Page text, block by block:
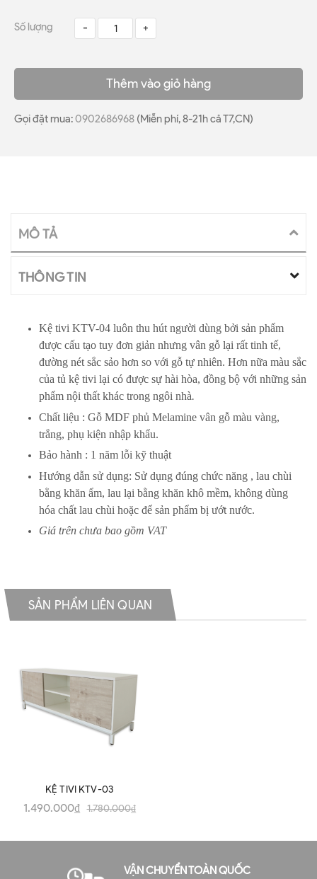
Số lượng - +
Thêm vào giỏ hàng
Gọi đặt mua:0902686968 (Miễn phí, 8-21h cả T7,CN)
MÔ TẢ
THÔNG TIN
Kệ tivi KTV-04 luôn thu hút người dùng bởi sản phẩm
được cấu tạo tuy đơn giản nhưng vân gỗ lại rất tinh tế,
đường nét sắc sảo hơn so với gỗ tự nhiên. Hơn nữa màu sắc
của tủ kệ tivi lại có được sự hài hòa, đồng bộ với những sản
phẩm nội thất khác trong ngôi nhà.
Chất liệu : Gỗ MDF phủ Melamine vân gỗ màu vàng,
trắng, phụ kiện nhập khẩu.
Bảo hành : 1 năm lỗi kỹ thuật
Hướng dẫn sử dụng: Sử dụng đúng chức năng , lau chùi
bằng khăn ẩm, lau lại bằng khăn khô mềm, không dùng
hóa chất lau chùi hoặc để sản phẩm bị ướt nước.
Giá trên chưa bao gồm VAT
SẢN PHẨM LIÊN QUAN
KỆ TIVI KTV-03
1.490.000₫ 1.780.000₫
VẬN CHUYỂN TOÀN QUỐC